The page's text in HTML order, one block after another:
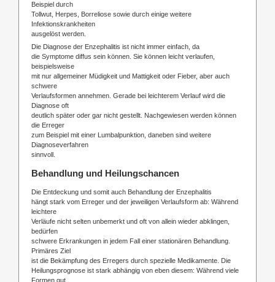
Beispiel durch
Tollwut, Herpes, Borreliose sowie durch einige weitere
Infektionskrankheiten
ausgelöst werden.
Die Diagnose der Enzephalitis ist nicht immer einfach, da
die Symptome diffus sein können. Sie können leicht verlaufen,
beispielsweise
mit nur allgemeiner Müdigkeit und Mattigkeit oder Fieber, aber auch
schwere
Verlaufsformen annehmen. Gerade bei leichterem Verlauf wird die
Diagnose oft
deutlich später oder gar nicht gestellt. Nachgewiesen werden können
die Erreger
zum Beispiel mit einer Lumbalpunktion, daneben sind weitere
Diagnoseverfahren
sinnvoll.
Behandlung und Heilungschancen
Die Entdeckung und somit auch Behandlung der Enzephalitis
hängt stark vom Erreger und der jeweiligen Verlaufsform ab: Während
leichtere
Verläufe nicht selten unbemerkt und oft von allein wieder abklingen,
bedürfen
schwere Erkrankungen in jedem Fall einer stationären Behandlung.
Primäres Ziel
ist die Bekämpfung des Erregers durch spezielle Medikamente. Die
Heilungsprognose ist stark abhängig von eben diesem: Während viele
Formen gut